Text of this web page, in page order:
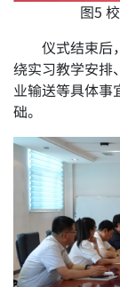
图5
仪式结束后
绕实习教学安排
业输送等具体事
础。